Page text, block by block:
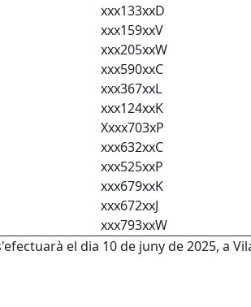
xxx133xxD
xxx159xxV
xxx205xxW
xxx590xxC
xxx367xxL
xxx124xxK
Xxxx703xP
xxx632xxC
xxx525xxP
xxx679xxK
xxx672xxJ
xxx793xxW
el dia 10 de juny de 2025, a